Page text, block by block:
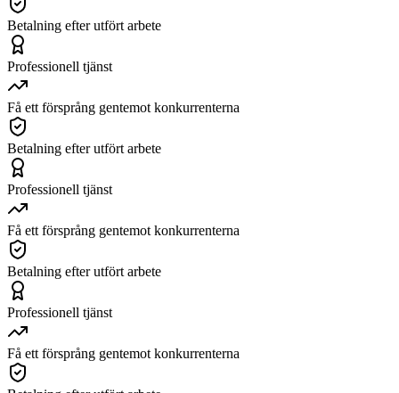
Betalning efter utfört arbete
Professionell tjänst
Få ett försprång gentemot konkurrenterna
Betalning efter utfört arbete
Professionell tjänst
Få ett försprång gentemot konkurrenterna
Betalning efter utfört arbete
Professionell tjänst
Få ett försprång gentemot konkurrenterna